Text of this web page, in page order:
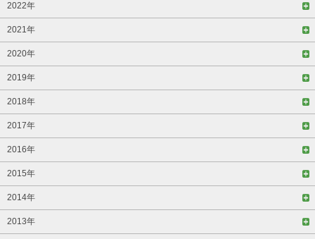
2022年
2021年
2020年
2019年
2018年
2017年
2016年
2015年
2014年
2013年